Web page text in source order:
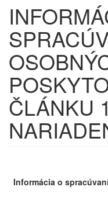
ČLÁNKU
Informácia o